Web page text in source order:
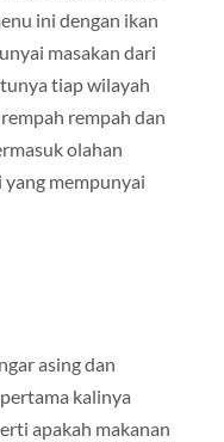
ini dengan ikan
masakan dari
tiap wilayah
rempah dan
olahan
mempunyai
asing dan
kalinya
apakah makanan